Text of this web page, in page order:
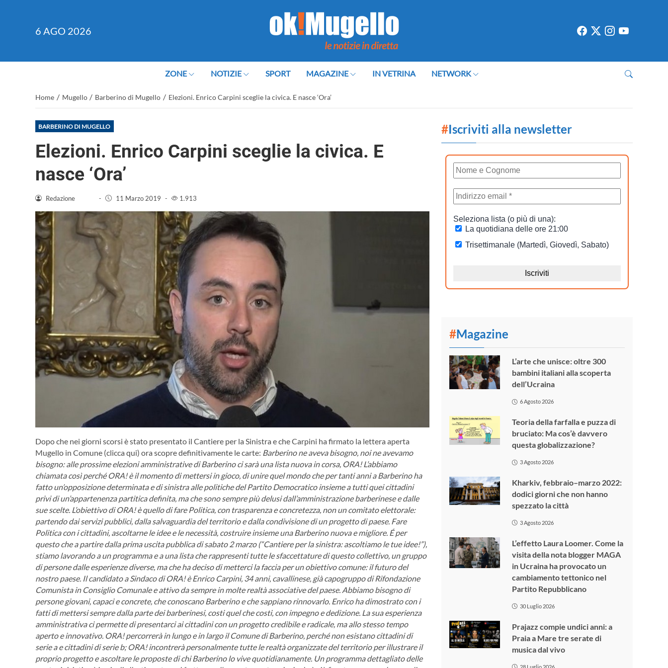
6 AGO 2026
ZONE NOTIZIE SPORT MAGAZINE IN VETRINA NETWORK
Home / Mugello / Barberino di Mugello / Elezioni. Enrico Carpini sceglie la civica. E nasce ‘Ora’
BARBERINO DI MUGELLO
Elezioni. Enrico Carpini sceglie la civica. E
nasce ‘Ora’
Redazione - 11 Marzo 2019 - 1.913
Dopo che nei giorni scorsi è stato presentato il Cantiere per la Sinistra e che Carpini ha firmato la lettera aperta
Mugello in Comune (clicca qui) ora scopre definitivamente le carte: Barberino ne aveva bisogno, noi ne avevamo
bisogno: alle prossime elezioni amministrative di Barberino ci sarà una lista nuova in corsa, ORA! L’abbiamo
chiamata così perché ORA! è il momento di mettersi in gioco, di unire quel mondo che per tanti anni a Barberino ha
fatto un’opposizione determinata e di sinistra alle politiche del Partito Democratico insieme a tutti quei cittadini
privi di un’appartenenza partitica definita, ma che sono sempre più delusi dall’amministrazione barberinese e dalle
sue scelte. L’obiettivo di ORA! è quello di fare Politica, con trasparenza e concretezza, non un comitato elettorale:
partendo dai servizi pubblici, dalla salvaguardia del territorio e dalla condivisione di un progetto di paese. Fare
Politica con i cittadini, ascoltarne le idee e le necessità, costruire insieme una Barberino nuova e migliore. É per
questo che a partire dalla prima uscita pubblica di sabato 2 marzo (“Cantiere per la sinistra: ascoltiamo le tue idee!”),
stiamo lavorando a un programma e a una lista che rappresenti tutte le sfaccettature di questo collettivo, un gruppo
di persone dalle esperienze diverse, ma che ha deciso di metterci la faccia per un obiettivo comune: il futuro del
nostro paese. Il candidato a Sindaco di ORA! è Enrico Carpini, 34 anni, cavallinese, già capogruppo di Rifondazione
Comunista in Consiglio Comunale e attivo da sempre in molte realtà associative del paese. Abbiamo bisogno di
persone giovani, capaci e concrete, che conoscano Barberino e che sappiano rinnovarlo. Enrico ha dimostrato con i
fatti di mettersi sempre dalla parte dei barberinesi, costi quel che costi, con impegno e dedizione. La sua esperienza
amministrativa ci permette di presentarci ai cittadini con un progetto credibile e radicale, ma allo stesso tempo
aperto e innovativo. ORA! percorrerà in lungo e in largo il Comune di Barberino, perché non esistano cittadini di
serie a e cittadini di serie b; ORA! incontrerà personalmente tutte le realtà organizzate del territorio per illustrare il
proprio progetto e ascoltare le proposte di chi Barberino lo vive quotidianamente. Un programma dettagliato delle
#Iscriviti alla newsletter
#Magazine
L’arte che unisce: oltre 300
bambini italiani alla scoperta
dell’Ucraina
6 Agosto 2026
Teoria della farfalla e puzza di
bruciato: Ma cos’è davvero
questa globalizzazione?
3 Agosto 2026
Kharkiv, febbraio–marzo 2022:
dodici giorni che non hanno
spezzato la città
3 Agosto 2026
L’effetto Laura Loomer. Come la
visita della nota blogger MAGA
in Ucraina ha provocato un
cambiamento tettonico nel
Partito Repubblicano
30 Luglio 2026
Prajazz compie undici anni: a
Praia a Mare tre serate di
musica dal vivo
28 Luglio 2026